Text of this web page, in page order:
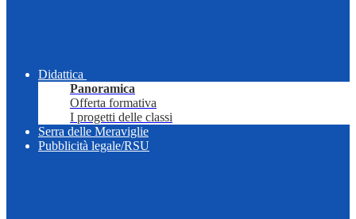
Didattica
Panoramica
Offerta formativa
I progetti delle classi
Serra delle Meraviglie
Pubblicità legale/RSU